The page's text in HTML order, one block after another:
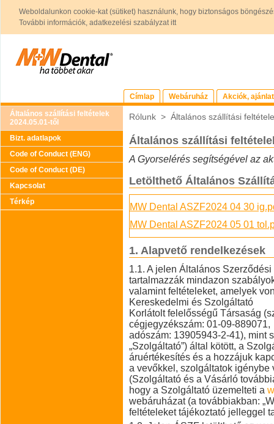
Weboldalunkon cookie-kat (sütiket) használunk, hogy biztonságos
További információk, adatkezelési szabályzat itt
Címlap Webáruház
Akciók,
Általános szállítási feltételek
2024.05.01-től
Bizt. adatlapok
Code of Conduct (ENG)
Code of Conduct (DE)
Kapcsolat
Térkép
Rólunk > Általános szállítási
Általános szállítási
A Gyorselérés segítségével az
Letölthető Általános
MW Dental ASZF2024 04 30
MW Dental ASZF2024 05 01
1. Alapvető rendelkezések
1.1. A jelen Általános
tartalmazzák mindazon
valamint feltételeket, amelyek
Kereskedelmi és Szolgáltató
Korlátolt felelősségű Társaság
cégjegyzékszám: 01-09-889071,
adószám: 13905943-2-41), mint
„Szolgáltató”) által kötött, a
áruértékesítés és a hozzájuk
a vevőkkel, szolgáltatok igénybe
(Szolgáltató és a Vásárló
hogy a Szolgáltató üzemelteti a
webáruházat (a továbbiakban:
feltételeket tájékoztató jelleggel